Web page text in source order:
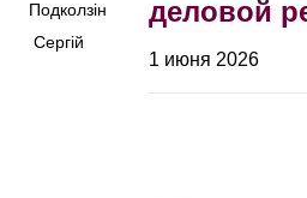
Подколзін
Сергій
деловой
1 июня 2026